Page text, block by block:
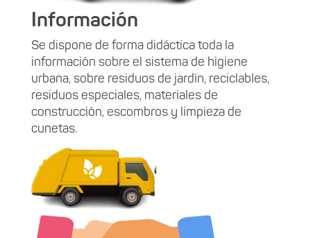
Información
Se dispone de forma didáctica toda la
información sobre el sistema de higiene
urbana, sobre residuos de jardín, reciclables,
residuos especiales, materiales de
construcción, escombros y limpieza de
cunetas.